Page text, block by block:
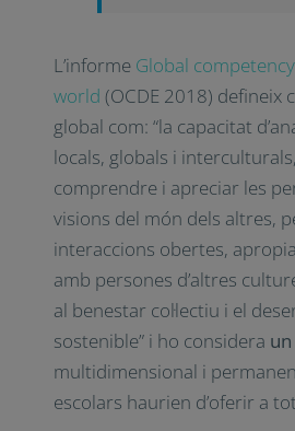
L’informe Global
world (OCDE 2018) defineix
global com: “la capacitat
locals, globals i
comprendre i apreciar les
visions del món dels altres,
interaccions obertes,
amb persones d’altres
al benestar col·lectiu i el
sostenible” i ho considera un
multidimensional i
escolars haurien d’oferir a